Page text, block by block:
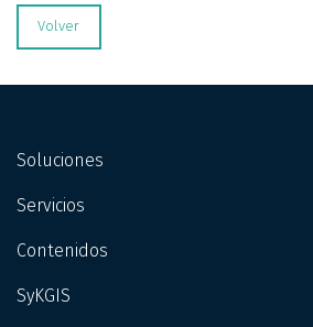
Volver
Soluciones
Servicios
Contenidos
SyKGIS